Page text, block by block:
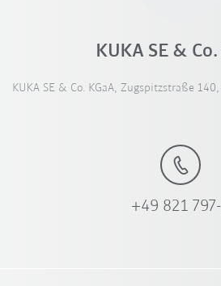
KUKA SE &
KUKA SE & Co. KGaA, Zugspitzstraße
+49 821